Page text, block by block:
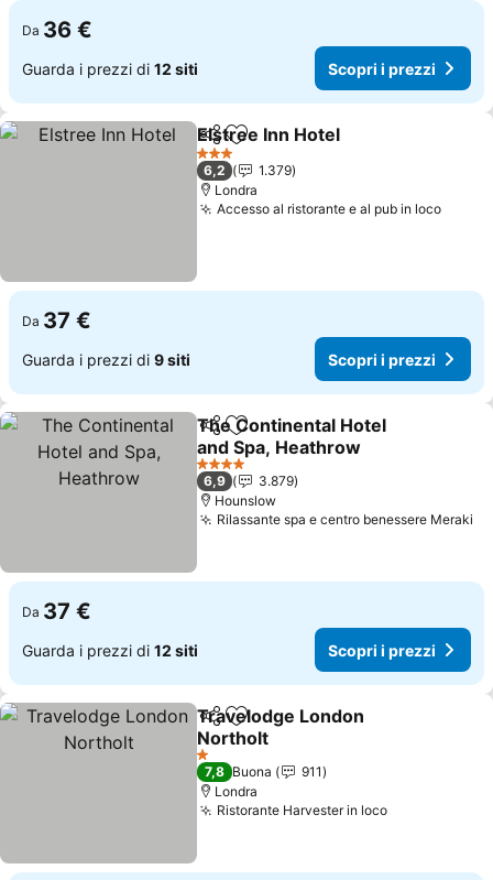
Da 36 €
Guarda i prezzi di 12 siti Scopri i prezzi
CondividiAggiungi ai preferiti
Elstree Inn Hotel
3 Stelle
6,2
1.379
Londra
Accesso al ristorante e al pub in loco
Da 37 €
Guarda i prezzi di 9 siti Scopri i prezzi
CondividiAggiungi ai preferiti
The Continental Hotel
and Spa, Heathrow
Scopri i prezzi
4 Stelle
6,9
3.879
Hounslow
Rilassante spa e centro benessere Meraki
Da 37 €
Guarda i prezzi di 12 siti Scopri i prezzi
CondividiAggiungi ai preferiti
Travelodge London
Northolt
Scopri i prezzi
1 Stelle
7,8 Buona
911
Londra
Ristorante Harvester in locoScopri i